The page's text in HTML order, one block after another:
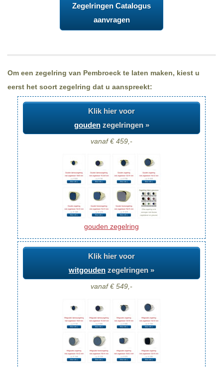
Zegelringen Catalogus
aanvragen
Om een zegelring van Pembroeck te laten maken, kiest u
eerst het soort zegelring dat u aanspreekt:
Klik hier voor
goudenzegelringen »
vanaf € 459,-
gouden zegelring
Klik hier voor
witgouden zegelringen »
vanaf € 549,-